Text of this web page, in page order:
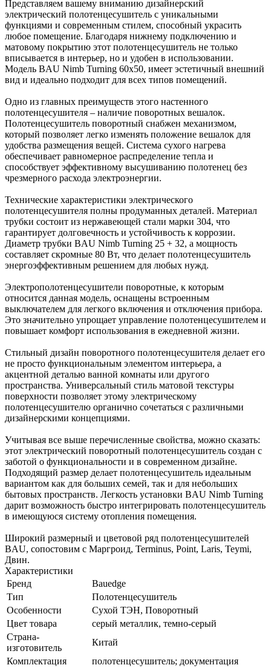
Представляем вашему вниманию дизайнерский
электрический полотенцесушитель с уникальными
функциями и современным стилем, способный украсить
любое помещение. Благодаря нижнему подключению и
матовому покрытию этот полотенцесушитель не только
вписывается в интерьер, но и удобен в использовании.
Модель BAU Nimb Turning 60х50, имеет эстетичный внешний
вид и идеально подходит для всех типов помещений.
Одно из главных преимуществ этого настенного
полотенцесушителя – наличие поворотных вешалок.
Полотенцесушитель поворотный снабжен механизмом,
который позволяет легко изменять положение вешалок для
удобства размещения вещей. Система сухого нагрева
обеспечивает равномерное распределение тепла и
способствует эффективному высушиванию полотенец без
чрезмерного расхода электроэнергии.
Технические характеристики электрического
полотенцесушителя полны продуманных деталей. Материал
трубки состоит из нержавеющей стали марки 304, что
гарантирует долговечность и устойчивость к коррозии.
Диаметр трубки BAU Nimb Turning 25 + 32, а мощность
составляет скромные 80 Вт, что делает полотенцесушитель
энергоэффективным решением для любых нужд.
Электрополотенцесушители поворотные, к которым
относится данная модель, оснащены встроенным
выключателем для легкого включения и отключения прибора.
Это значительно упрощает управление полотенцесушителем и
повышает комфорт использования в ежедневной жизни.
Стильный дизайн поворотного полотенцесушителя делает его
не просто функциональным элементом интерьера, а
акцентной деталью ванной комнаты или другого
пространства. Универсальный стиль матовой текстуры
поверхности позволяет этому электрическому
полотенцесушителю органично сочетаться с различными
дизайнерскими концепциями.
Учитывая все выше перечисленные свойства, можно сказать:
этот электрический поворотный полотенцесушитель создан с
заботой о функциональности и в современном дизайне.
Подходящий размер делает полотенцесушитель идеальным
вариантом как для больших семей, так и для небольших
бытовых пространств. Легкость установки BAU Nimb Turning
дарит возможность быстро интегрировать полотенцесушитель
в имеющуюся систему отопления помещения.
Широкий размерный и цветовой ряд полотенцесушителей
BAU, сопостовим с Маргроид, Terminus, Point, Laris, Teymi,
Двин.
Характеристики
Бренд
Bauedge
Тип
Полотенцесушитель
Особенности
Сухой ТЭН, Поворотный
Цвет товара
серый металлик, темно-серый
Страна-
изготовитель
Китай
Комплектация
полотенцесушитель; документация